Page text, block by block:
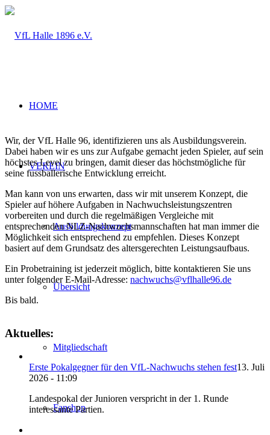
HOME
VEREIN
Ausbildungskonzept
Übersicht
Mitgliedschaft
Fanshop
Wir, der VfL Halle 96, identifizieren uns als Ausbildungsverein.
Dabei haben wir es uns zur Aufgabe gemacht jeden Spieler, auf sein
höchstes Level zu bringen, damit dieser das höchstmögliche für
seine fussballerische Entwicklung erreicht.
Man kann von uns erwarten, dass wir mit unserem Konzept, die
Spieler auf höhere Aufgaben in Nachwuchsleistungszentren
vorbereiten und durch die regelmäßigen Vergleiche mit
entsprechenden NLZ-Nachwuchsmannschaften hat man immer die
Möglichkeit sich entsprechend zu empfehlen. Dieses Konzept
basiert auf dem Grundsatz des altersgerechten Leistungsaufbaus.
Ein Probetraining ist jederzeit möglich, bitte kontaktieren Sie uns
unter folgender E-Mail-Adresse: nachwuchs@vflhalle96.de
Bis bald.
Aktuelles:
Erste Pokalgegner für den VfL-Nachwuchs stehen fest13. Juli
2026 - 11:09
Landespokal der Junioren verspricht in der 1. Runde
interessante Partien.